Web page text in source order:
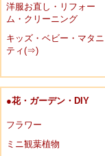
洋服お直し・リフォー
ム・クリーニング
キッズ・ベビー・マタニ
ティ(⇒)
●花・ガーデン・DIY
フラワー
ミニ観葉植物